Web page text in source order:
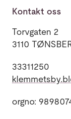
Kontakt oss
Torvgaten 2
3110
33311250
orgno: